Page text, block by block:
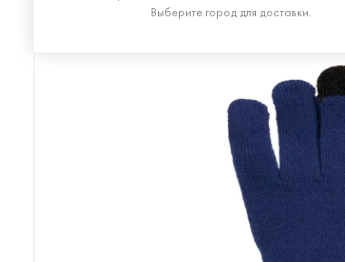
Выберите город для доставки.
Перчатки сенсорные Spotti Senso (черные)